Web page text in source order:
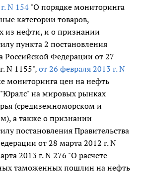
N 154 "О порядке мониторинга
категории товаров,
из нефти, и о признании
пункта 2 постановления
Российской Федерации от 27
N 1155", от 26 февраля 2013 г. N
мониторинга цен на нефть
на мировых рынках
(средиземноморском и
а также о признании
постановления Правительства
от 28 марта 2012 г. N
2013 г. N 276 "О расчете
таможенных пошлин на нефть